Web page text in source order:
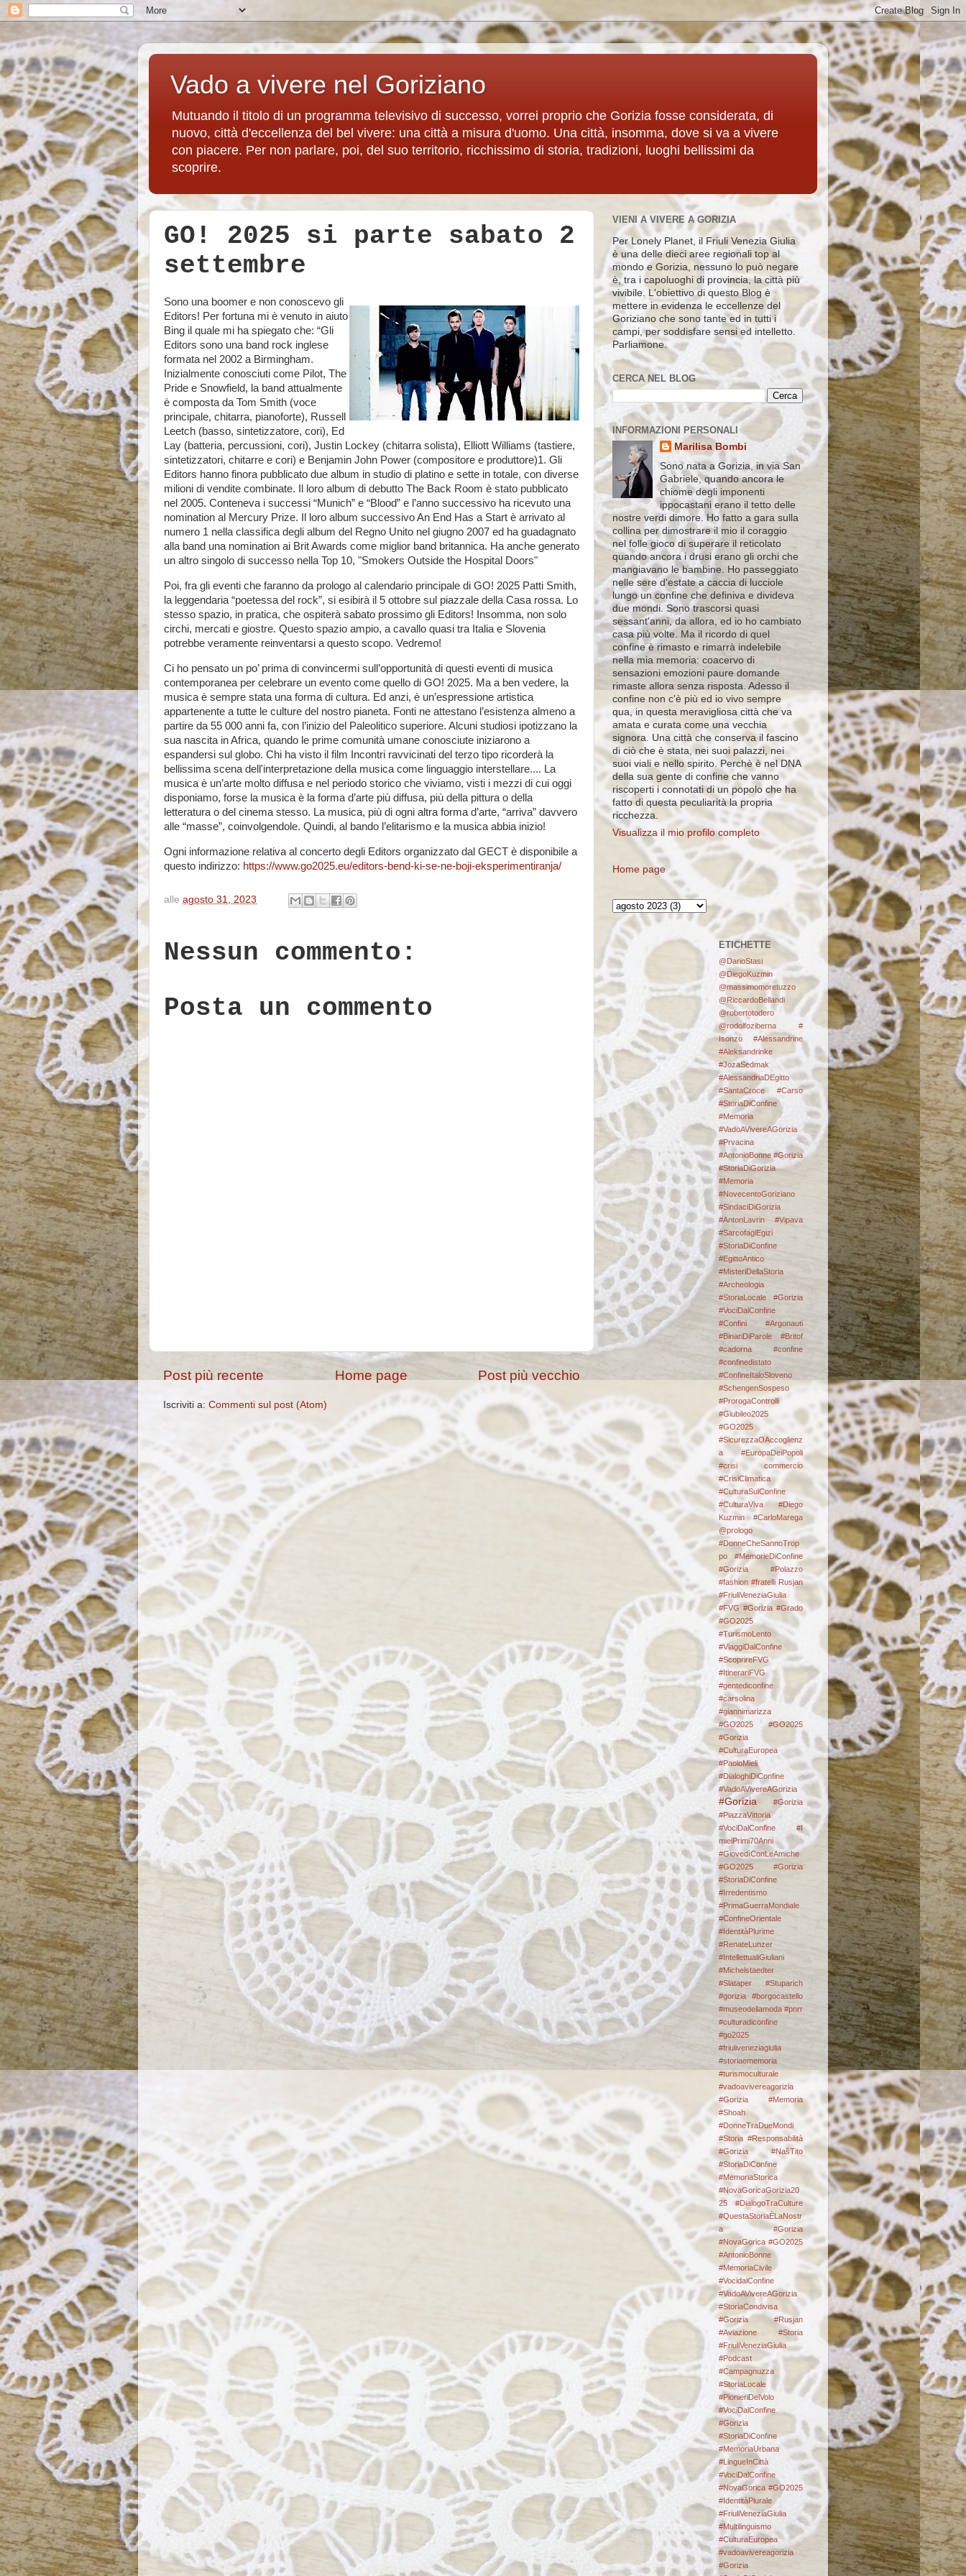
Vado a vivere nel Goriziano
Mutuando il titolo di un programma televisivo di successo, vorrei proprio che Gorizia fosse considerata, di
nuovo, città d'eccellenza del bel vivere: una città a misura d'uomo. Una città, insomma, dove si va a vivere
con piacere. Per non parlare, poi, del suo territorio, ricchissimo di storia, tradizioni, luoghi bellissimi da
scoprire.
GO! 2025 si parte sabato 2
settembre
Sono una boomer e non conoscevo gli
Editors! Per fortuna mi è venuto in aiuto
Bing il quale mi ha spiegato che: “Gli
Editors sono una band rock inglese
formata nel 2002 a Birmingham.
Inizialmente conosciuti come Pilot, The
Pride e Snowfield, la band attualmente
è composta da Tom Smith (voce
principale, chitarra, pianoforte), Russell
Leetch (basso, sintetizzatore, cori), Ed
Lay (batteria, percussioni, cori), Justin Lockey (chitarra solista), Elliott Williams (tastiere,
sintetizzatori, chitarre e cori) e Benjamin John Power (compositore e produttore)1. Gli
Editors hanno finora pubblicato due album in studio di platino e sette in totale, con diverse
milioni di vendite combinate. Il loro album di debutto The Back Room è stato pubblicato
nel 2005. Conteneva i successi “Munich” e “Blood” e l’anno successivo ha ricevuto una
nomination al Mercury Prize. Il loro album successivo An End Has a Start è arrivato al
numero 1 nella classifica degli album del Regno Unito nel giugno 2007 ed ha guadagnato
alla band una nomination ai Brit Awards come miglior band britannica. Ha anche generato
un altro singolo di successo nella Top 10, "Smokers Outside the Hospital Doors"
Poi, fra gli eventi che faranno da prologo al calendario principale di GO! 2025 Patti Smith,
la leggendaria “poetessa del rock”, si esibirà il 5 ottobre sul piazzale della Casa rossa. Lo
stesso spazio, in pratica, che ospiterà sabato prossimo gli Editors! Insomma, non solo
circhi, mercati e giostre. Questo spazio ampio, a cavallo quasi tra Italia e Slovenia
potrebbe veramente reinventarsi a questo scopo. Vedremo!
Ci ho pensato un po’ prima di convincermi sull’opportunità di questi eventi di musica
contemporanea per celebrare un evento come quello di GO! 2025. Ma a ben vedere, la
musica è sempre stata una forma di cultura. Ed anzi, è un’espressione artistica
appartenente a tutte le culture del nostro pianeta. Fonti ne attestano l’esistenza almeno a
partire da 55 000 anni fa, con l’inizio del Paleolitico superiore. Alcuni studiosi ipotizzano la
sua nascita in Africa, quando le prime comunità umane conosciute iniziarono a
espandersi sul globo. Chi ha visto il film Incontri ravvicinati del terzo tipo ricorderà la
bellissima scena dell'interpretazione della musica come linguaggio interstellare.... La
musica è un’arte molto diffusa e nel periodo storico che viviamo, visti i mezzi di cui oggi
disponiamo, forse la musica è la forma d’arte più diffusa, più della pittura o della
letteratura o del cinema stesso. La musica, più di ogni altra forma d’arte, “arriva” davvero
alle “masse”, coinvolgendole. Quindi, al bando l’elitarismo e la musica abbia inizio!
Ogni informazione relativa al concerto degli Editors organizzato dal GECT è disponibile a
questo indirizzo: https://www.go2025.eu/editors-bend-ki-se-ne-boji-eksperimentiranja/
alle agosto 31, 2023
Nessun commento:
Posta un commento
Post più recente Post più vecchio
Home page
Iscriviti a: Commenti sul post (Atom)
VIENI A VIVERE A GORIZIA
Per Lonely Planet, il Friuli Venezia Giulia
è una delle dieci aree regionali top al
mondo e Gorizia, nessuno lo può negare
è, tra i capoluoghi di provincia, la città più
vivibile. L'obiettivo di questo Blog è
mettere in evidenza le eccellenze del
Goriziano che sono tante ed in tutti i
campi, per soddisfare sensi ed intelletto.
Parliamone.
CERCA NEL BLOG
INFORMAZIONI PERSONALI
Marilisa Bombi
Sono nata a Gorizia, in via San
Gabriele, quando ancora le
chiome degli imponenti
ippocastani erano il tetto delle
nostre verdi dimore. Ho fatto a gara sulla
collina per dimostrare il mio il coraggio
nel folle gioco di superare il reticolato
quando ancora i drusi erano gli orchi che
mangiavano le bambine. Ho passeggiato
nelle sere d'estate a caccia di lucciole
lungo un confine che definiva e divideva
due mondi. Sono trascorsi quasi
sessant'anni, da allora, ed io ho cambiato
casa più volte. Ma il ricordo di quel
confine è rimasto e rimarrà indelebile
nella mia memoria: coacervo di
sensazioni emozioni paure domande
rimaste allora senza risposta. Adesso il
confine non c'è più ed io vivo sempre
qua, in questa meravigliosa città che va
amata e curata come una vecchia
signora. Una città che conserva il fascino
di ciò che è stata, nei suoi palazzi, nei
suoi viali e nello spirito. Perchè è nel DNA
della sua gente di confine che vanno
riscoperti i connotati di un popolo che ha
fatto di questa peculiarità la propria
ricchezza.
Visualizza il mio profilo completo
Home page
ETICHETTE
@DarioStasi
@DiegoKuzmin
@massimomoretuzzo
@RiccardoBellandi
@robertotodero
@rodolfoziberna
#
Isonzo
#Alessandrine
#Aleksandrinke
#JozaSedmak
#AlessandriaDEgitto
#SantaCroce #Carso
#StoriaDiConfine
#Memoria
#VadoAVivereAGorizia
#Prvacina
#AntonioBonne #Gorizia
#StoriaDiGorizia
#Memoria
#NovecentoGoriziano
#SindaciDiGorizia
#AntonLavrin #Vipava
#SarcofagiEgizi
#StoriaDiConfine
#EgittoAntico
#MisteriDellaStoria
#Archeologia
#StoriaLocale #Gorizia
#VociDalConfine
#Confini
#Argonauti
#BinariDiParole
#Britof
#cadorna
#confine
#confinedistato
#ConfineItaloSloveno
#SchengenSospeso
#ProrogaControlli
#Giubileo2025
#GO2025
#SicurezzaOAccoglienz
a #EuropaDeiPopoli
#crisi commercio
#CrisiClimatica
#CulturaSulConfine
#CulturaViva
#Diego
Kuzmin #CarloMarega
@prologo
#DonneCheSannoTrop
po #MemorieDiConfine
#Gorizia #Polazzo
#fashion #fratelli Rusjan
#FriuliVeneziaGiulia
#FVG #Gorizia #Grado
#GO2025
#TurismoLento
#ViaggiDalConfine
#ScoprireFVG
#ItinerariFVG
#gentediconfine
#carsolina
#giannimarizza
#GO2025
#GO2025
#Gorizia
#CulturaEuropea
#PaoloMieli
#DialoghiDiConfine
#VadoAVivereAGorizia
#Gorizia
#Gorizia
#PiazzaVittoria
#VociDalConfine #I
mieiPrimi70Anni
#GiovedìConLeAmiche
#GO2025
#Gorizia
#StoriaDiConfine
#Irredentismo
#PrimaGuerraMondiale
#ConfineOrientale
#IdentitàPlurime
#RenateLunzer
#IntellettualiGiuliani
#Michelstaedter
#Slataper #Stuparich
#gorizia #borgocastello
#museodellamoda #pnrr
#culturadiconfine
#go2025
#friuliveneziagiulia
#storiaememoria
#turismoculturale
#vadoavivereagorizia
#Gorizia #Memoria
#Shoah
#DonneTraDueMondi
#Storia #Responsabilità
#Gorizia #NašTito
#StoriaDiConfine
#MemoriaStorica
#NovaGoricaGorizia20
25 #DialogoTraCulture
#QuestaStoriaÈLaNostr
a
#Gorizia
#NovaGorica #GO2025
#AntonioBonne
#MemoriaCivile
#VocidalConfine
#VadoAVivereAGorizia
#StoriaCondivisa
#Gorizia #Rusjan
#Aviazione #Storia
#FriuliVeneziaGiulia
#Podcast
#Campagnuzza
#StoriaLocale
#PionieriDelVolo
#VociDalConfine
#Gorizia
#StoriaDiConfine
#MemoriaUrbana
#LingueInCittà
#VociDalConfine
#NovaGorica #GO2025
#IdentitàPlurale
#FriuliVeneziaGiulia
#Multilinguismo
#CulturaEuropea
#vadoavivereagorizia
#Gorizia